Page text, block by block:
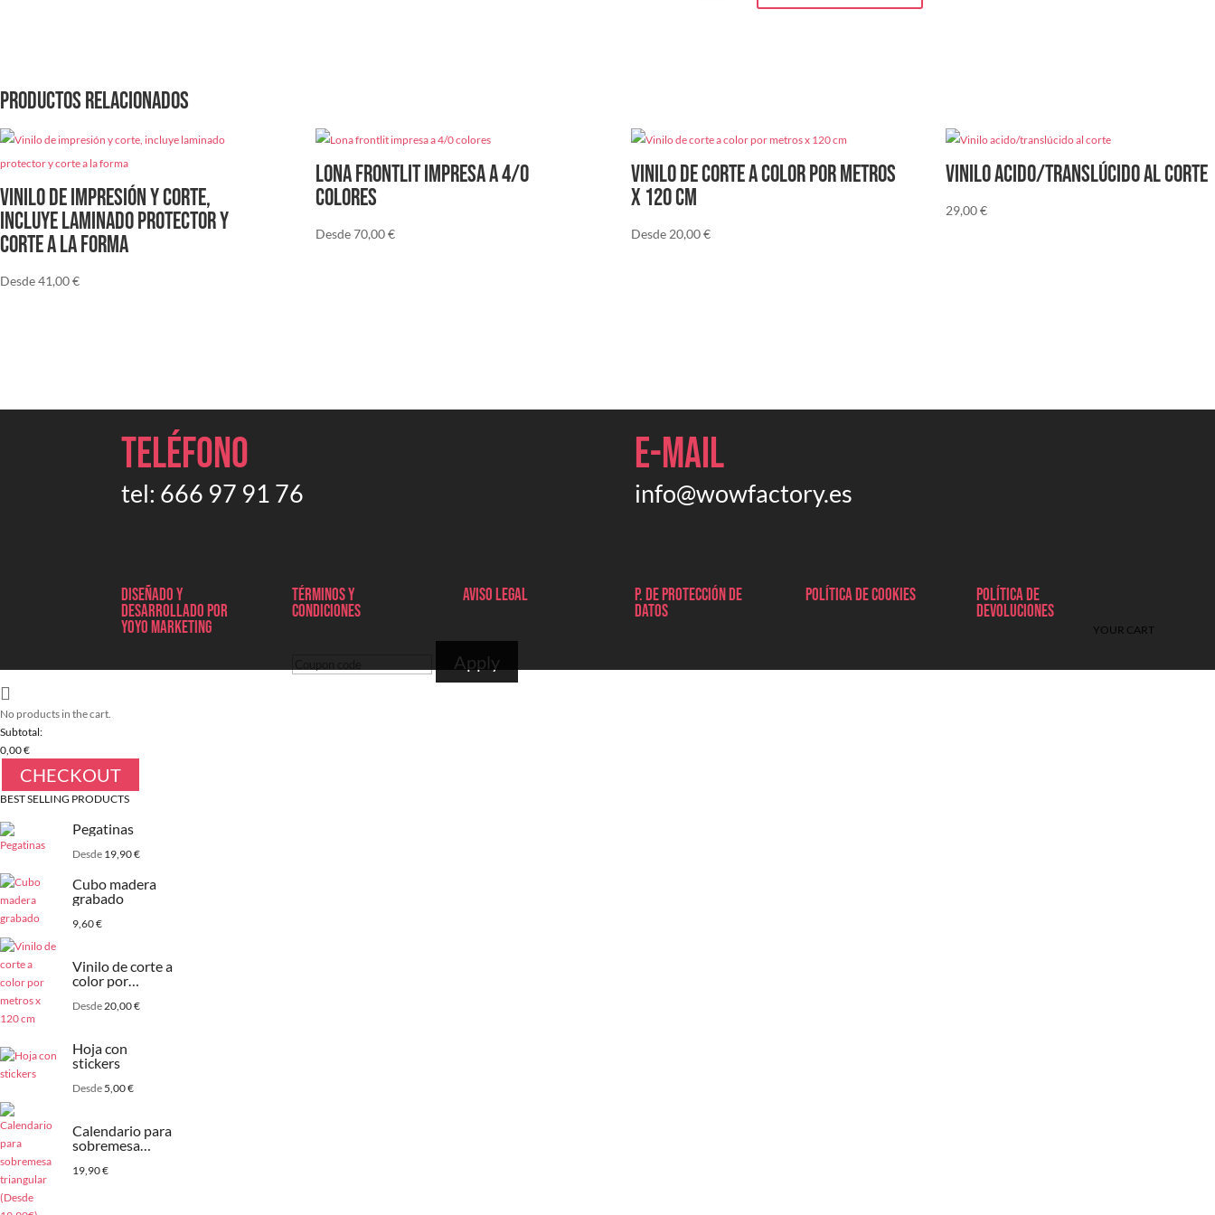
Productos relacionados
Vinilo de impresión y corte,
incluye laminado protector y
corte a la forma
Desde41,00€
Lona frontlit impresa a 4/0
colores
Desde70,00€
Vinilo de corte a color por metros
x 120 cm
Desde20,00€
Vinilo acido/translúcido al corte
29,00€
Teléfono
tel: 666 97 91 76
E-mail
info@wowfactory.es
Diseñado y
desarrollado por
Yoyo marketing
Términos y
condiciones
Aviso legal P. de protección de
datos
Política de cookies Política de
devoluciones
YOUR CART
Apply
No products in the cart.
Subtotal:
0,00€
CHECKOUT
BEST SELLING PRODUCTS
Pegatinas
Desde 19,90€
Cubo madera
grabado
9,60€
Vinilo de corte a
color por
cm
Desde20,00€
Hoja con
stickers
Desde 5,00€
Calendario para
sobremesa
(Desde 19,90€)
19,90€